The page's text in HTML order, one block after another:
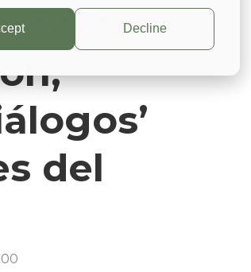
Decline
del